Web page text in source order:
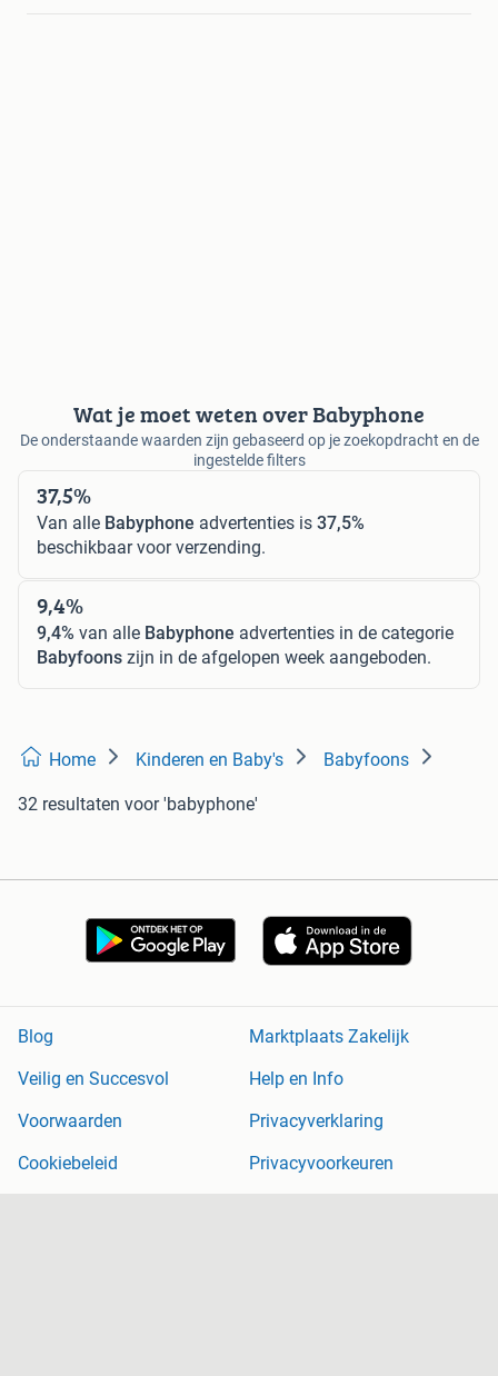
Wat je moet weten over Babyphone
De onderstaande waarden zijn gebaseerd op je zoekopdracht en de
ingestelde filters
37,5%
Van alle Babyphone advertenties is 37,5%
beschikbaar voor verzending.
9,4%
9,4% van alle Babyphone advertenties in de categorie
Babyfoons zijn in de afgelopen week aangeboden.
Home Kinderen en Baby's Babyfoons
32 resultaten voor 'babyphone'
Blog
Marktplaats Zakelijk
Veilig en Succesvol
Help en Info
Voorwaarden
Privacyverklaring
Cookiebeleid
Privacyvoorkeuren